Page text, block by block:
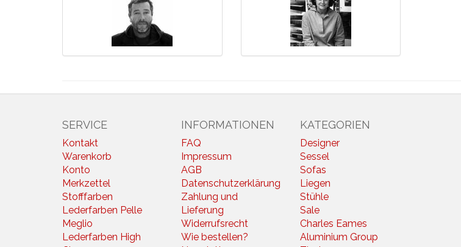
SERVICE
Kontakt
Warenkorb
Konto
Merkzettel
Stofffarben
Lederfarben Pelle
Meglio
Lederfarben High
INFORMATIONEN
FAQ
Impressum
AGB
Datenschutzerklärung
Zahlung und
Lieferung
Widerrufsrecht
Wie bestellen?
KATEGORIEN
Designer
Sessel
Sofas
Liegen
Stühle
Sale
Charles Eames
Aluminium Group